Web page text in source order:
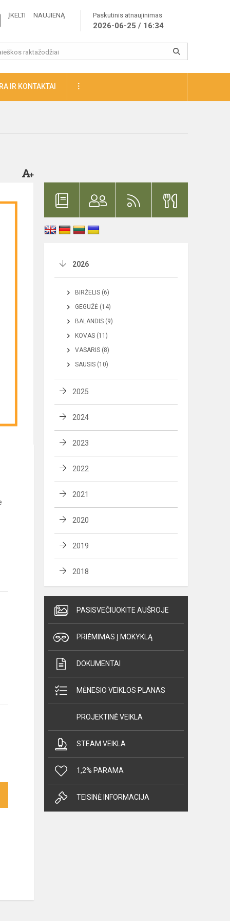
ĮKELTI NAUJIENĄ Paskutinis atnaujinimas
2026-06-25 / 16:34
IR KONTAKTAI
2026
BIRŽELIS (6)
GEGUŽĖ (14)
BALANDIS (9)
KOVAS (11)
VASARIS (8)
SAUSIS (10)
2025
2024
2023
2022
2021
2020
2019
2018
PASISVEČIUOKITE AUŠROJE
PRIĖMIMAS Į MOKYKLĄ
DOKUMENTAI
MĖNESIO VEIKLOS PLANAS
PROJEKTINĖ VEIKLA
STEAM VEIKLA
1,2% PARAMA
TEISINĖ INFORMACIJA